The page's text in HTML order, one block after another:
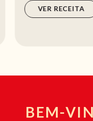
VER RECEITA
BEM-